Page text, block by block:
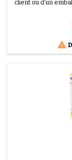
client ou d’un
% fonctionnel.
sécurise le
